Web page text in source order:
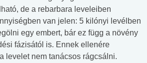
de a rebarbara leveleiben
van jelen: 5 kilónyi levélben
egy embert, bár ez függ a növény
fázisától is. Ennek ellenére
levelet nem tanácsos rágcsálni.